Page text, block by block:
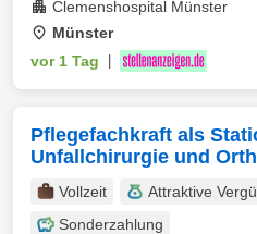
Clemenshospital Münster
Münster
vor 1 Tag
Pflegefachkraft als
Unfallchirurgie und
Vollzeit Attraktive
Sonderzahlung